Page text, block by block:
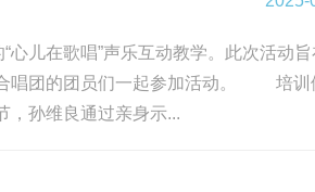
儿在歌唱”声乐互动教学。此次活动
合唱团的团员们一起参加活动。 培训
，孙维良通过亲身示...